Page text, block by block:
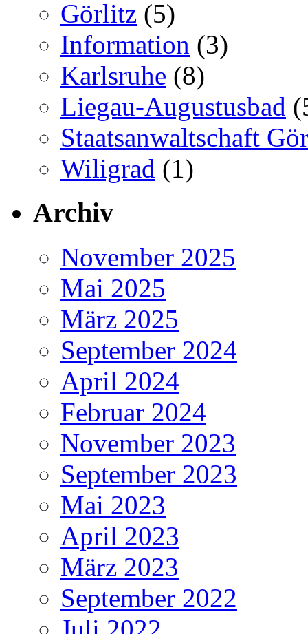
Görlitz (5)
Information (3)
Karlsruhe (8)
Liegau-Augustusbad
Staatsanwaltschaft
Wiligrad (1)
Archiv
November 2025
Mai 2025
März 2025
September 2024
April 2024
Februar 2024
November 2023
September 2023
Mai 2023
April 2023
März 2023
September 2022